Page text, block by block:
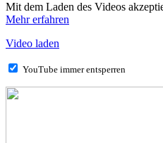
Mit dem Laden des Videos
Mehr erfahren
Video laden
YouTube immer entsperren